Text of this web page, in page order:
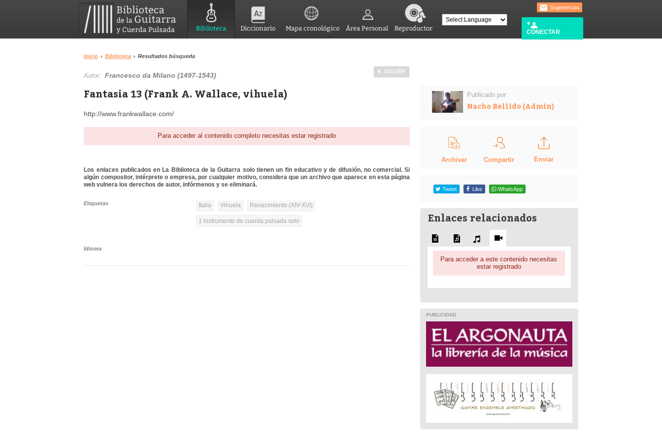
Biblioteca Diccionario Mapa cronológico Área Personal Reproductor
Sugerencias
CONECTAR
Inicio › Biblioteca › Resultados búsqueda
VOLVER
Autor:Francesco da Milano (1497-1543)
Fantasia 13 (Frank A. Wallace, vihuela)
http://www.frankwallace.com/
Para acceder al contenido completo necesitas estar registrado
Los enlaces publicados en La Biblioteca de la Guitarra solo tienen un fin educativo y de difusión, no comercial. Si
algún compositor, intérprete o empresa, por cualquier motivo, considera que un archivo que aparece en esta página
web vulnera los derechos de autor, infórmenos y se eliminará.
Etiquetas Italia Vihuela Renacimiento (XIV-XVI)
1 instrumento de cuerda pulsada solo
Idioma
Publicado por:
Nacho Bellido (Admin)
Archivar Compartir Enviar
Tweet Like WhatsApp
Enlaces relacionados
Para acceder a este contenido necesitas
estar registrado
PUBLICIDAD